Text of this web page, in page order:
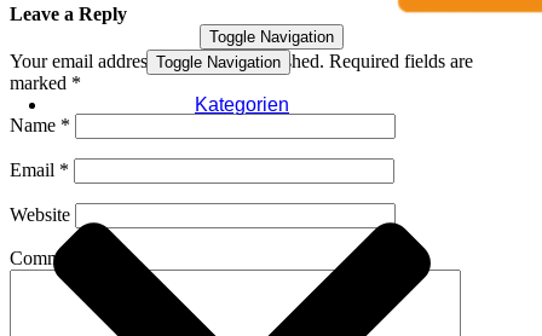
Toggle Navigation
Toggle Navigation
Kategorien
Leave a Reply
Your email address will not be published. Required fields are
marked *
Name *
Email *
Website
Comment